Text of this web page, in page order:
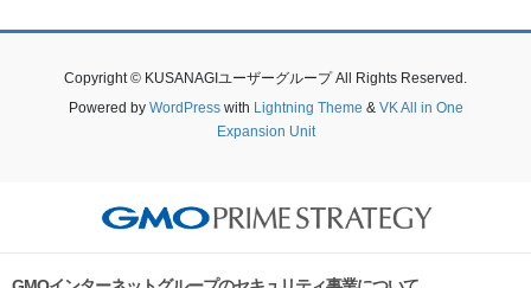
Copyright © KUSANAGIユーザーグループ All Rights Reserved.
Powered by WordPresswith Lightning Theme & VK All in One
Expansion Unit